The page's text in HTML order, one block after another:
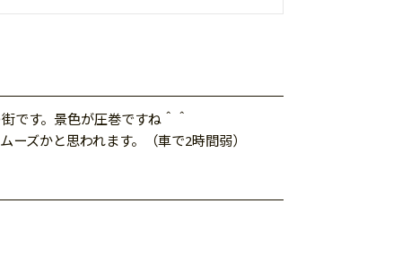
です。景色が圧巻ですね＾＾
ズかと思われます。（車で2時間弱）